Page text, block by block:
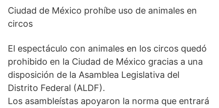
Ciudad de México prohíbe uso de animales en
circos
El espectáculo con animales en los circos quedó
prohibido en la Ciudad de México gracias a una
disposición de la Asamblea Legislativa del
Distrito Federal (ALDF).
Los asambleístas apoyaron la norma que entrará